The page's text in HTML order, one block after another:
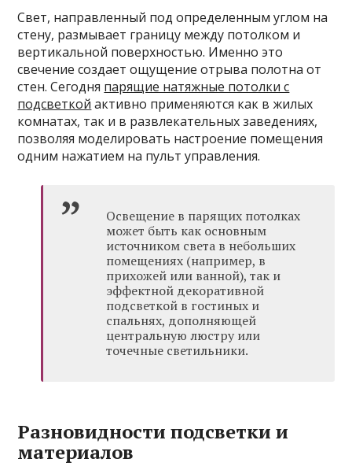
Свет, направленный под определенным углом на
стену, размывает границу между потолком и
вертикальной поверхностью. Именно это
свечение создает ощущение отрыва полотна от
стен. Сегодня парящие натяжные потолки с
подсветкой активно применяются как в жилых
комнатах, так и в развлекательных заведениях,
позволяя моделировать настроение помещения
одним нажатием на пульт управления.
Освещение в парящих потолках
может быть как основным
источником света в небольших
помещениях (например, в
прихожей или ванной), так и
эффектной декоративной
подсветкой в гостиных и
спальнях, дополняющей
центральную люстру или
точечные светильники.
Разновидности подсветки и
материалов